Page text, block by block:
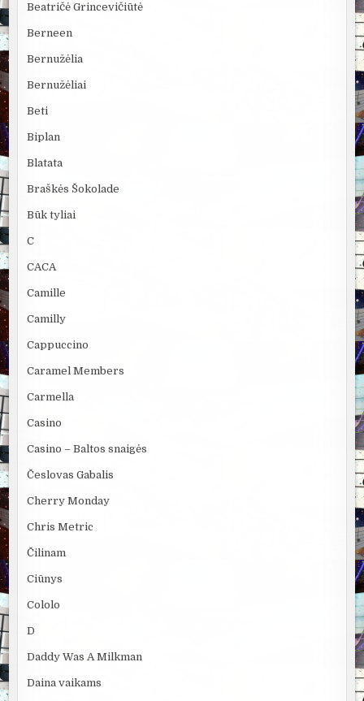
Beatričė Grincevičiūtė
Berneen
Bernužėlia
Bernužėliai
Beti
Biplan
Blatata
Braškės Šokolade
Būk tyliai
C
CACA
Camille
Camilly
Cappuccino
Caramel Members
Carmella
Casino
Casino – Baltos snaigės
Česlovas Gabalis
Cherry Monday
Chris Metric
Čilinam
Ciūnys
Cololo
D
Daddy Was A Milkman
Daina vaikams